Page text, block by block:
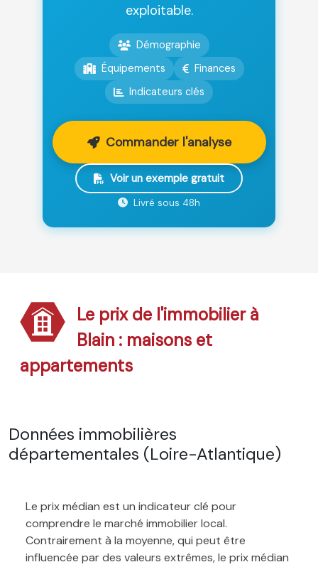
exploitable.
Démographie
Équipements
Finances
Indicateurs clés
Commander l'analyse
Voir un exemple gratuit
Livré sous 48h
Le prix de l'immobilier à
Blain : maisons et
appartements
Données immobilières
départementales (Loire-Atlantique)
Le prix médian est un indicateur clé pour
comprendre le marché immobilier local.
Contrairement à la moyenne, qui peut être
influencée par des valeurs extrêmes, le prix médian